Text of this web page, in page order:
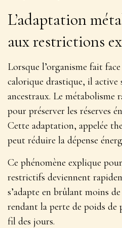
L’adaptation
aux restrictions
Lorsque l’organisme fait
calorique drastique, il active
ancestraux. Le métabolisme
pour préserver les réserves
Cette adaptation, appelée
peut réduire la dépense
Ce phénomène explique
restrictifs deviennent
s’adapte en brûlant moins
rendant la perte de poids
fil des jours.